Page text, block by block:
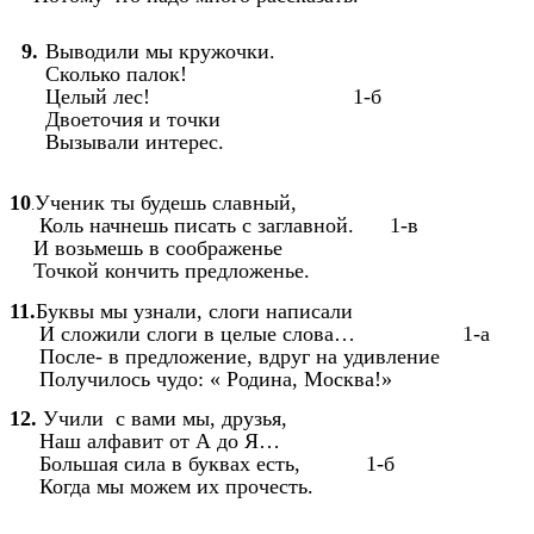
9. Выводили мы кружочки.
Сколько палок!
Целый лес! 1-б
Двоеточия и точки
Вызывали интерес.
10.Ученик ты будешь славный,
Коль начнешь писать с заглавной. 1-в
И возьмешь в соображенье
Точкой кончить предложенье.
11.Буквы мы узнали, слоги написали
И сложили слоги в целые слова… 1-а
После- в предложение, вдруг на удивление
Получилось чудо: « Родина, Москва!»
12. Учили с вами мы, друзья,
Наш алфавит от А до Я…
Большая сила в буквах есть, 1-б
Когда мы можем их прочесть.